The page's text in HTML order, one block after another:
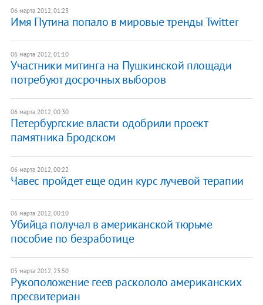
06 марта 2012, 01:23
Имя Путина попало в мировые тренды Twitter
06 марта 2012, 01:10
Участники митинга на Пушкинской площади
потребуют досрочных выборов
06 марта 2012, 00:30
Петербургские власти одобрили проект
памятника Бродском
06 марта 2012, 00:22
Чавес пройдет еще один курс лучевой терапии
06 марта 2012, 00:10
Убийца получал в американской тюрьме
пособие по безработице
05 марта 2012, 23:50
Рукоположение геев раскололо американских
пресвитериан